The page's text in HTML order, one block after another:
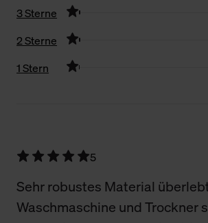
3 Sterne
2 Sterne
1 Stern
5
Sehr robustes Material
Waschmaschine und Trockner